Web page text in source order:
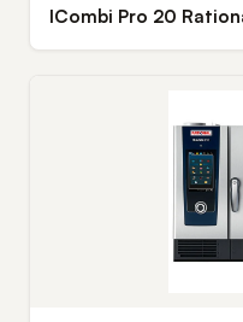
ICombi Pro 20